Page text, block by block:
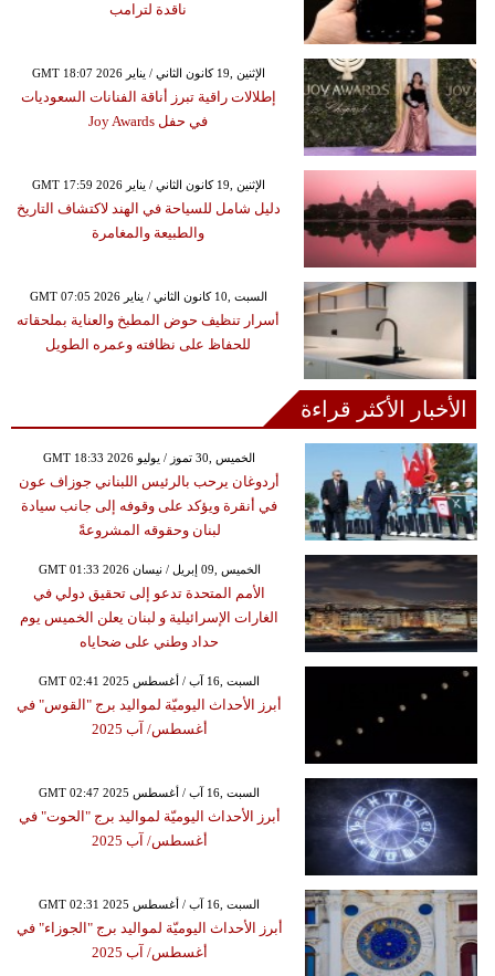
ناقدة لترامب
GMT 18:07 2026 الإثنين ,19 كانون الثاني / يناير
إطلالات راقية تبرز أناقة الفنانات السعوديات
في حفل Joy Awards
GMT 17:59 2026 الإثنين ,19 كانون الثاني / يناير
دليل شامل للسياحة في الهند لاكتشاف التاريخ
والطبيعة والمغامرة
GMT 07:05 2026 السبت ,10 كانون الثاني / يناير
أسرار تنظيف حوض المطبخ والعناية بملحقاته
للحفاظ على نظافته وعمره الطويل
الأخبار الأكثر قراءة
GMT 18:33 2026 الخميس ,30 تموز / يوليو
أردوغان يرحب بالرئيس اللبناني جوزاف عون
في أنقرة ويؤكد على وقوفه إلى جانب سيادة
لبنان وحقوقه المشروعةً
GMT 01:33 2026 الخميس ,09 إبريل / نيسان
الأمم المتحدة تدعو إلى تحقيق دولي في
الغارات الإسرائيلية و لبنان يعلن الخميس يوم
حداد وطني على ضحاياه
GMT 02:41 2025 السبت ,16 آب / أغسطس
أبرز الأحداث اليوميّة لمواليد برج "القوس" في
أغسطس/ آب 2025
GMT 02:47 2025 السبت ,16 آب / أغسطس
أبرز الأحداث اليوميّة لمواليد برج "الحوت" في
أغسطس/ آب 2025
GMT 02:31 2025 السبت ,16 آب / أغسطس
أبرز الأحداث اليوميّة لمواليد برج "الجوزاء" في
أغسطس/ آب 2025